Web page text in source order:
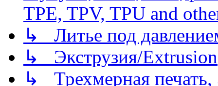
TPE, TPV, TPU and
↳ Литье под
↳ Экструзия/Extrusion
↳ Трехмерная